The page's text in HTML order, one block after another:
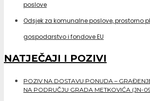
poslove
Odsjek za komunalne poslove, prostorno
gospodarstvo i fondove EU
NATJEČAJI I POZIVI
POZIV NA DOSTAVU PONUDA –
NA PODRUČJU GRADA METKOVIĆA (JN-